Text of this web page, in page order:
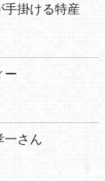
掛ける特産
ー
一さん